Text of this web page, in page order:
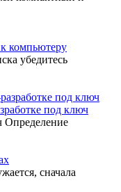
компьютеру
убедитесь
под ключ
Определение
сначала